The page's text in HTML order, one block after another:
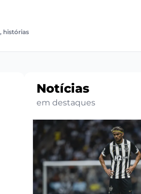
histórias
Notícias
em destaques